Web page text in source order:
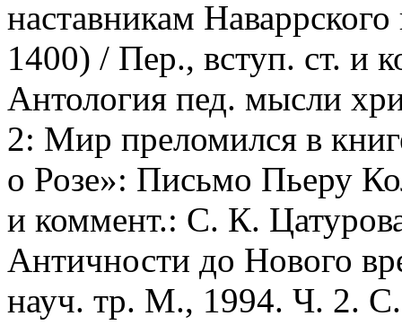
наставникам
1400) / Пер., вступ. ст. и
Антология пед. мысли
2: Мир преломился в
о Розе»: Письмо Пьеру
и коммент.: С. К.
Античности до Нового
науч. тр. М., 1994. Ч. 2.